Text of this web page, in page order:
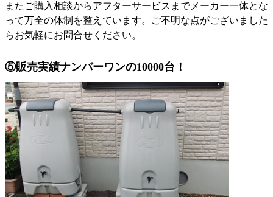
またご購入相談からアフターサービスまでメーカー一体とな
って万全の体制を整えています。ご不明な点がございました
らお気軽にお問合せください。
⑤販売実績ナンバーワンの10000台！